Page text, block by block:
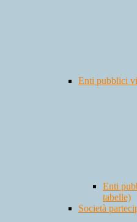
Enti pubblici
Enti
tabelle)
Società